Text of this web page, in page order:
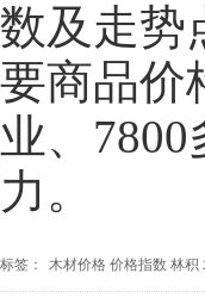
数及走势
要商品价
业、
力。
标签： 木材价格 价格指数 林积